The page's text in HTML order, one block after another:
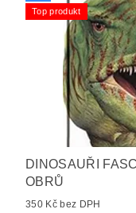
Top produkt
DINOSAUŘI
OBRŮ
350 Kč bez DPH